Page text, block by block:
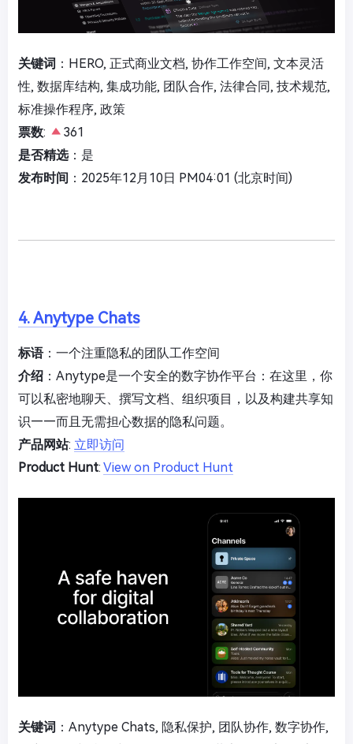
关键词 ：HERO, 正式商业文档, 协作工作空间, 文本灵活
性, 数据库结构, 集成功能, 团队合作, 法律合同, 技术规范,
标准操作程序, 政策
票数:
361
是否精选：是
发布时间 ：2025年12月10日 PM04:01 (北京时间)
4. Anytype Chats
标语：一个注重隐私的团队工作空间
介绍 ：Anytype是一个安全的数字协作平台：在这里，你
可以私密地聊天、撰写文档、组织项目，以及构建共享知
识——而且无需担心数据的隐私问题。
产品网站: 立即访问
Product Hunt: View on Product Hunt
关键词 ：Anytype Chats, 隐私保护, 团队协作, 数字协作,